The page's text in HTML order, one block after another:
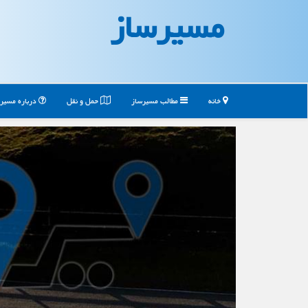
مسیرساز
خانه مطالب مسیرساز حمل و نقل درباره